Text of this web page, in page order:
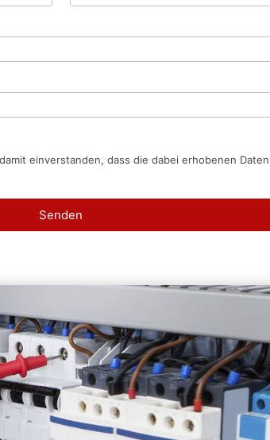
einverstanden, dass die dabei erhobenen
Senden